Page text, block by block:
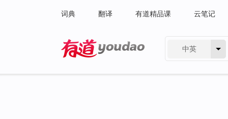
词典 翻译 有道精品课 云笔记
中英